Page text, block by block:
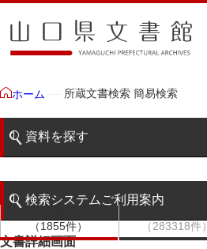
ホーム 所蔵文書検索 簡易検索
資料を探す
階層検索
検索システムご利用案内
検索システムの利用について
（1855件）
（283318件）
文書詳細画面